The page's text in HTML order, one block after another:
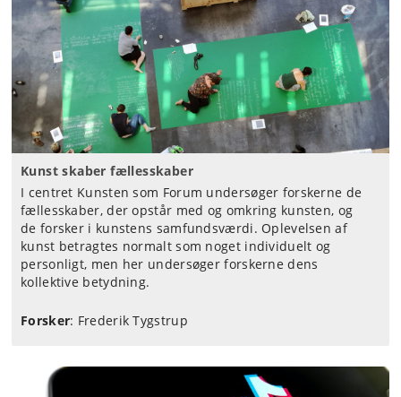
Kunst skaber fællesskaber
I centret Kunsten som Forum undersøger forskerne de
fællesskaber, der opstår med og omkring kunsten, og
de forsker i kunstens samfundsværdi. Oplevelsen af
kunst betragtes normalt som noget individuelt og
personligt, men her undersøger forskerne dens
kollektive betydning.
Forsker: Frederik Tygstrup